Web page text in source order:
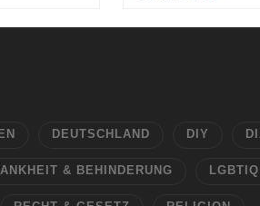
DEUTSCHLAND DIY
& BEHINDERUNG LGBTIQ